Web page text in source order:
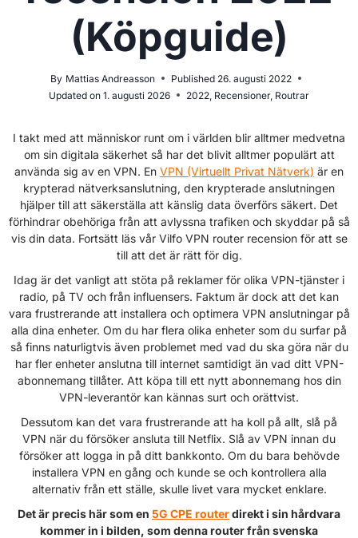
(Köpguide)
By Mattias Andreasson Published 26. augusti 2022
Updated on 1. augusti 2026 2022 Recensioner, Routrar
I takt med att människor runt om i världen blir alltmer medvetna
om sin digitala säkerhet så har det blivit alltmer populärt att
använda sig av en VPN. En VPN (Virtuellt Privat Nätverk) är en
krypterad nätverksanslutning, den krypterade anslutningen
hjälper till att säkerställa att känslig data överförs säkert. Det
förhindrar obehöriga från att avlyssna trafiken och skyddar på så
vis din data. Fortsätt läs vår Vilfo VPN router recension för att se
till att det är rätt för dig.
Idag är det vanligt att stöta på reklamer för olika VPN-tjänster i
radio, på TV och från influensers. Faktum är dock att det kan
vara frustrerande att installera och optimera VPN anslutningar på
alla dina enheter. Om du har flera olika enheter som du surfar på
så finns naturligtvis även problemet med vad du ska göra när du
har fler enheter anslutna till internet samtidigt än vad ditt VPN-
abonnemang tillåter. Att köpa till ett nytt abonnemang hos din
VPN-leverantör kan kännas surt och orättvist.
Dessutom kan det vara frustrerande att ha koll på allt, slå på
VPN när du försöker ansluta till Netflix. Slå av VPN innan du
försöker att logga in på ditt bankkonto. Om du bara behövde
installera VPN en gång och kunde se och kontrollera alla
alternativ från ett ställe, skulle livet vara mycket enklare.
Det är precis här som en 5G CPE routerdirekt i sin hårdvara
kommer in i bilden, som denna router från svenska